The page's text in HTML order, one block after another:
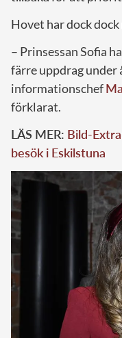
Hovet har dock
– Prinsessan Sofia
färre uppdrag under
informationschef
förklarat.
LÄS MER: Bild-
besök i Eskilstuna